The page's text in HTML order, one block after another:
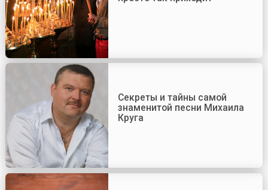
Секреты и тайны самой
знаменитой песни Михаила
Круга